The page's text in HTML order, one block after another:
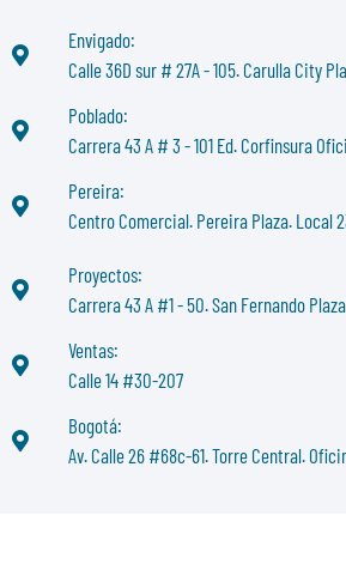
Envigado:
Calle 36D sur # 27A - 105. Carulla City
Poblado:
Carrera 43 A # 3 - 101 Ed. Corfinsura
Pereira:
Centro Comercial. Pereira Plaza. Local
Proyectos:
Carrera 43 A #1 - 50. San Fernando
Ventas:
Calle 14 #30-207
Bogotá:
Av. Calle 26 #68c-61. Torre Central.